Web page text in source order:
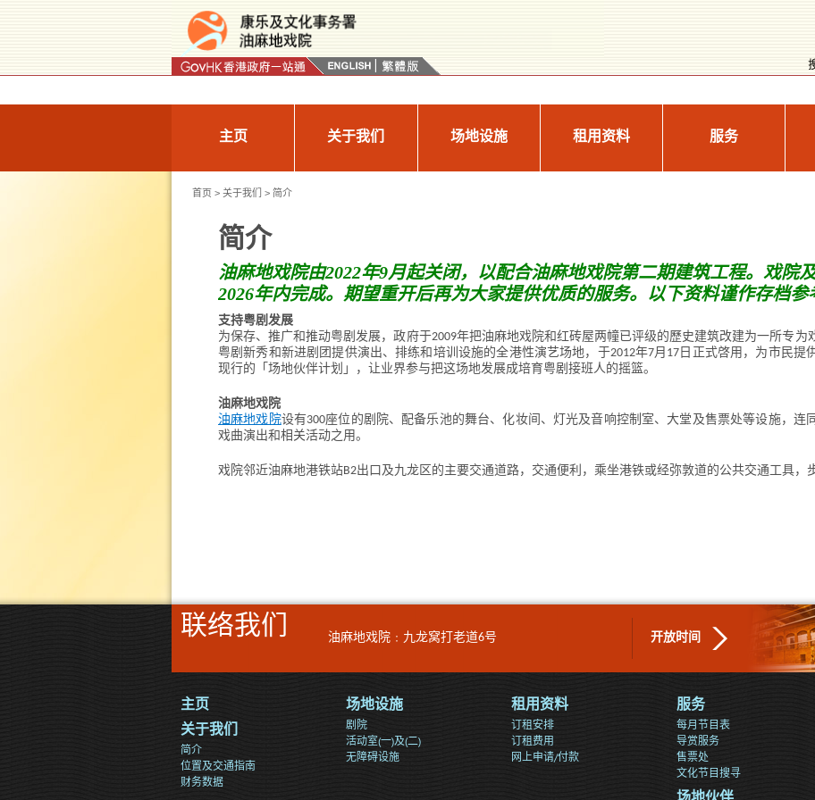
主页 关于我们 场地设施 租用资料 服务
首页 > 关于我们 > 简介
简介
油麻地戏院由2022年9月起关闭，以配合油麻地戏院第二期建筑工程。戏院
2026年内完成。期望重开后再为大家提供优质的服务。 以下资料谨作存档参
支持粤剧发展
为保存、推广和推动粤剧发展，政府于2009年把油麻地戏院和红砖屋两幢已评级的歷史建筑改建为一所专为
粤剧新秀和新进剧团提供演出、排练和培训设施的全港性演艺场地，于2012年7月17日正式啓用，为市民提
现行的「场地伙伴计划」，让业界参与把这场地发展成培育粤剧接班人的摇篮。
油麻地戏院
油麻地戏院设有300座位的剧院、配备乐池的舞台、化妆间、灯光及音响控制室、大堂及售票处等设施，连
戏曲演出和相关活动之用。
戏院邻近油麻地港铁站B2出口及九龙区的主要交通道路，交通便利，乘坐港铁或经弥敦道的公共交通工具，
联络我们 油麻地戏院﹕九龙窝打老道6号 开放时间
主页
关于我们
简介
位置及交通指南
财务数据
场地设施
剧院
活动室(一)及(二)
无障碍设施
租用资料
订租安排
订租费用
网上申请/付款
服务
每月节目表
导赏服务
售票处
文化节目搜寻